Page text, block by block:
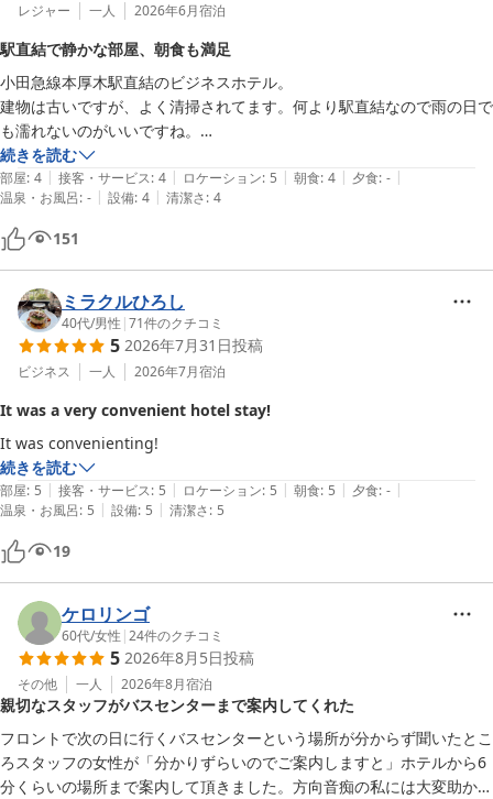
レジャー 一人 2026年6月宿泊
駅直結で静かな部屋、朝食も満足
小田急線本厚木駅直結のビジネスホテル。
建物は古いですが、よく清掃されてます。何より駅直結なので雨の日で
も濡れないのがいいですね。
宿泊した部屋は広いです。クローゼットがあるので荷物をしまえて部屋
を広々使えます。
また、南口ロータリー向きだったので電車の音もなく非常に静かでし
た。
朝食はメニュー数は少なめですが、私は十分な量でした。
唯一、部屋の空調をつけたらタバコの匂いがしたのが残念でした。
続きを読む
部屋: 4 | 接客・サービス: 4 | ロケーション: 5 | 朝食: 4 | 夕食: - |
温泉・お風呂: - | 設備: 4 | 清潔さ: 4
151
ミラクルひろし
40代/男性 |71件のクチコミ
5 2026年7月31日投稿
ビジネス 一人 2026年7月宿泊
It was a very convenient hotel stay!
It was convenienting!
続きを読む
部屋: 5 | 接客・サービス: 5 | ロケーション: 5 | 朝食: 5 | 夕食: - |
温泉・お風呂: 5 | 設備: 5 | 清潔さ: 5
19
ケロリンゴ
60代/女性 |24件のクチコミ
5 2026年8月5日投稿
その他 一人 2026年8月宿泊
親切なスタッフがバスセンターまで案内してくれた
フロントで次の日に行くバスセンターという場所が分からず聞いたとこ
ろスタッフの女性が「分かりずらいのでご案内しますと」ホテルから6
分くらいの場所まで案内して頂きました。方向音痴の私には大変助かり